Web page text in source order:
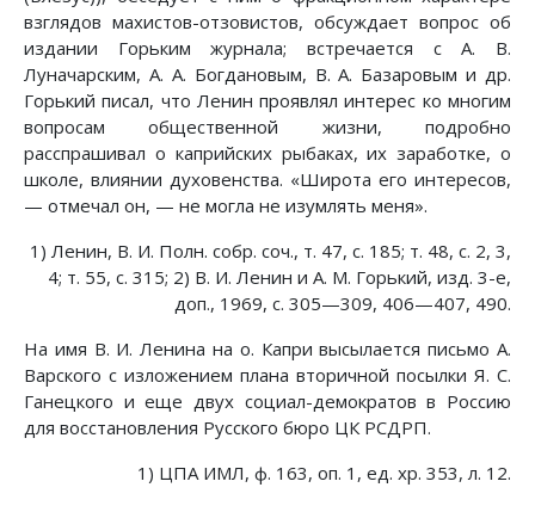
взглядов махистов-отзовистов, обсуждает вопрос об
издании Горьким журнала; встречается с А. В.
Луначарским, А. А. Богдановым, В. А. Базаровым и др.
Горький писал, что Ленин проявлял интерес ко многим
вопросам общественной жизни, подробно
расспрашивал о каприйских рыбаках, их заработке, о
школе, влиянии духовенства. «Широта его интересов,
— отмечал он, — не могла не изумлять меня».
1) Ленин, В. И. Полн. собр. соч., т. 47, с. 185; т. 48, с. 2, 3,
4; т. 55, с. 315; 2) В. И. Ленин и А. М. Горький, изд. 3-е,
доп., 1969, с. 305—309, 406—407, 490.
На имя В. И. Ленина на о. Капри высылается письмо А.
Варского с изложением плана вторичной посылки Я. С.
Ганецкого и еще двух социал-демократов в Россию
для восстановления Русского бюро ЦК РСДРП.
1) ЦПА ИМЛ, ф. 163, оп. 1, ед. хр. 353, л. 12.